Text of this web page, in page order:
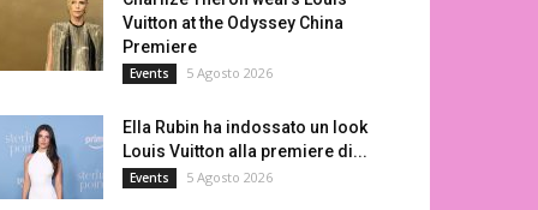
Vuitton at the Odyssey China
Premiere
Events 5 Agosto 2026
Ella Rubin ha indossato un look
Louis Vuitton alla premiere di...
Events 5 Agosto 2026